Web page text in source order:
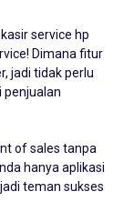
Dimana fitur
jadi tidak perlu
penjualan
hanya aplikasi
teman sukses